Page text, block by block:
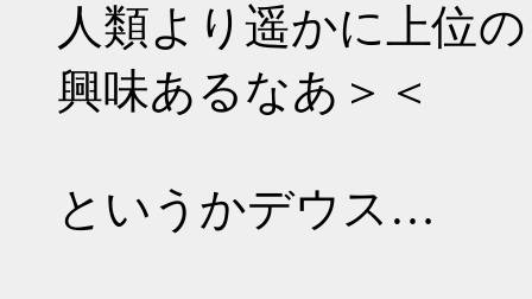
人類より遥かに上位
興味あるなあ＞＜
というかデウス…